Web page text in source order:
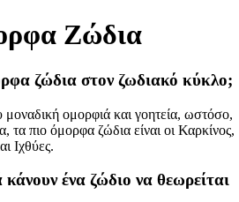
Ζώδια
ζώδια στον ζωδιακό κύκλο;
μοναδική ομορφιά και γοητεία, ωστόσο,
πιο όμορφα ζώδια είναι οι Καρκίνος,
Ιχθύες.
ένα ζώδιο να θεωρείται